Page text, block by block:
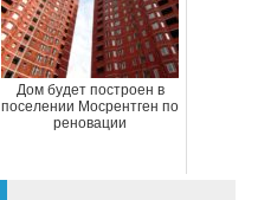
Дом будет построен в
поселении Мосрентген по
реновации